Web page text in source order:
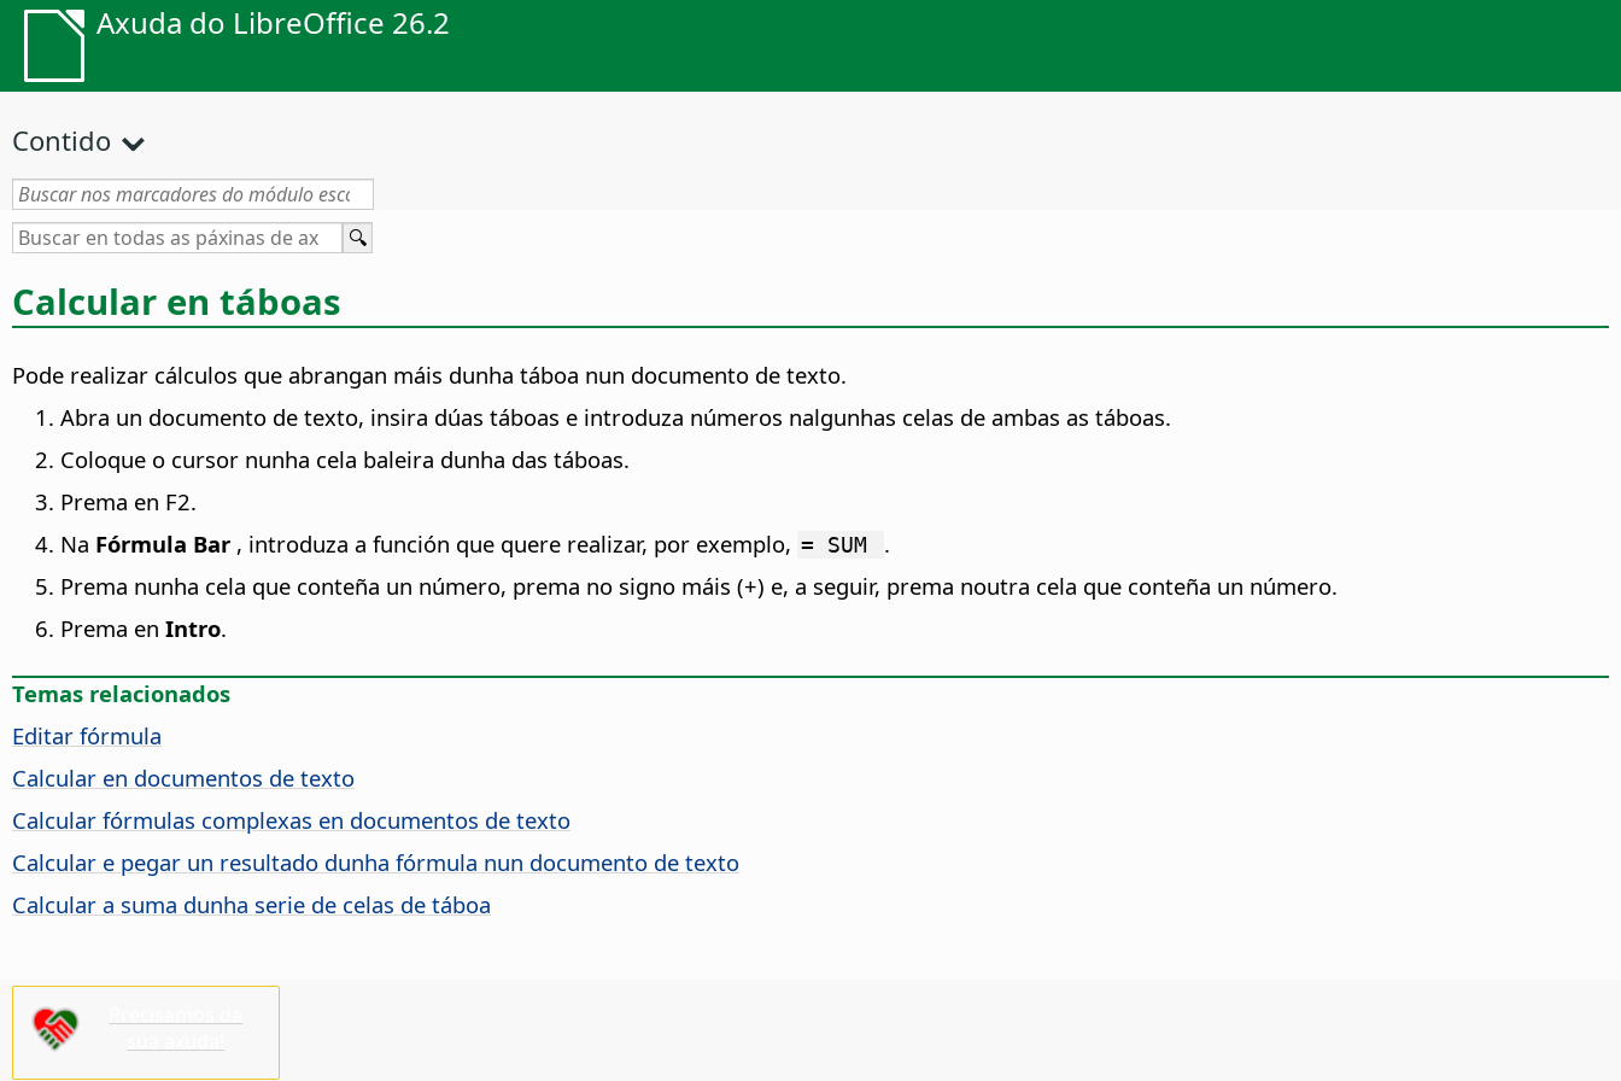
Axuda do LibreOffice 26.2
Contido
Calcular en táboas
Pode realizar cálculos que abrangan máis dunha táboa nun documento de texto.
Abra un documento de texto, insira dúas táboas e introduza números nalgunhas celas de ambas as táboas.
Coloque o cursor nunha cela baleira dunha das táboas.
Prema en F2.
Na Fórmula Bar , introduza a función que quere realizar, por exemplo, = SUM
.
Prema nunha cela que conteña un número, prema no signo máis (+) e, a seguir, prema noutra cela que conteña un número.
Prema en Intro.
Temas relacionados
Editar fórmula
Calcular en documentos de texto
Calcular fórmulas complexas en documentos de texto
Calcular e pegar un resultado dunha fórmula nun documento de texto
Calcular a suma dunha serie de celas de táboa